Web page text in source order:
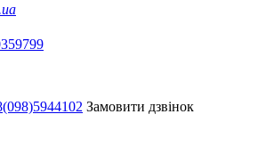
Замовити дзвінок